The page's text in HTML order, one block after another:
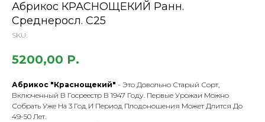
Абрикос КРАСНОЩЕКИЙ Ранн.
Среднеросл. С25
SKU:
5200,00 Р.
Абрикос "Краснощекий" - Это Довольно Старый Сорт,
Включенный В Госреестр В 1947 Году. Первые Урожаи Можно
Собрать Уже На 3 Год И Период Плодоношения Может Длится До
49-50 Лет.